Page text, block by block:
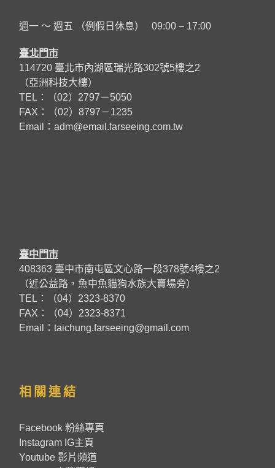
週一 ～ 週五 （例假日休息） 09:00 – 17:00
臺北門市
114720 臺北市內湖區瑞光路302號5樓之2
（亞洲科技大樓）
TEL：（02）2797－5050
FAX：（02）8797－1235
Email： adm@email.farseeing.com.tw
臺中門市
408363 臺中市南屯區文心路一段378號4樓之2
（近公益路，魚中魚貓狗水族大賣場旁）
TEL：（04）2323-8370
FAX：（04）2323-8371
Email：taichung.farseeing@gmail.com
相關連結
Facebook 粉絲專頁
Instagram IG主頁
Youtube 影片頻道